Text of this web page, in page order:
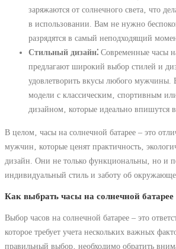
заряжаются от солнечного света‚ что
в использовании. Вам не нужно
разрядятся в самый неподходящий
Стильный дизайн⁚ Современные часы
предлагают широкий выбор стилей и
удовлетворить вкусы любого мужчины.
модели с классическим‚ спортивным
дизайном‚ которые идеально впишутся
В целом‚ часы на солнечной батарее – это
мужчин‚ которые ценят практичность‚
дизайн. Они не только функциональны‚ но и
индивидуальный стиль и заботу об
Как выбрать часы на солнечной батарее
Выбор часов на солнечной батарее – это
которое требует учета нескольких важных
правильный выбор‚ необходимо обратить